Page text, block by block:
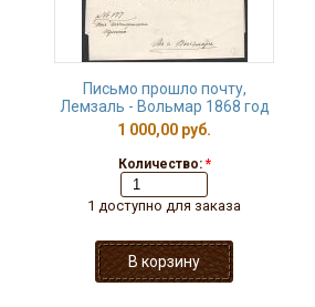
Письмо прошло почту,
Лемзаль - Вольмар 1868 год
1 000,00 руб.
Количество: *
1 доступно для заказа